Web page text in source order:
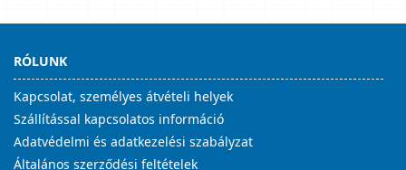
RÓLUNK
Kapcsolat, személyes átvételi helyek
Szállítással kapcsolatos információ
Adatvédelmi és adatkezelési szabályzat
Általános szerződési feltételek